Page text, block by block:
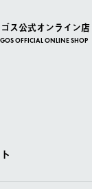
ス公式オンライン店
OFFICIAL ONLINE SHOP